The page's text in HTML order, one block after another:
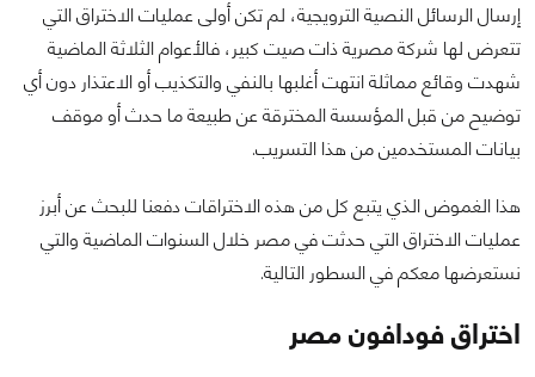
إرسال الرسائل النصية الترويجية، لم تكن أولى عمليات الاختراق التي
تتعرض لها شركة مصرية ذات صيت كبير، فالأعوام الثلاثة الماضية
شهدت وقائع مماثلة انتهت أغلبها بالنفي والتكذيب أو الاعتذار دون أي
توضيح من قبل المؤسسة المخترقة عن طبيعة ما حدث أو موقف
بيانات المستخدمين من هذا التسريب.
هذا الغموض الذي يتبع كل من هذه الاختراقات دفعنا للبحث عن أبرز
عمليات الاختراق التي حدثت في مصر خلال السنوات الماضية والتي
نستعرضها معكم في السطور التالية.
اختراق فودافون مصر